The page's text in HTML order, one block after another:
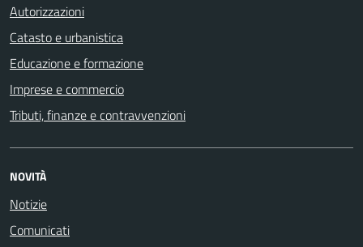
Autorizzazioni
Catasto e urbanistica
Educazione e formazione
Imprese e commercio
Tributi, finanze e contravvenzioni
NOVITÀ
Notizie
Comunicati